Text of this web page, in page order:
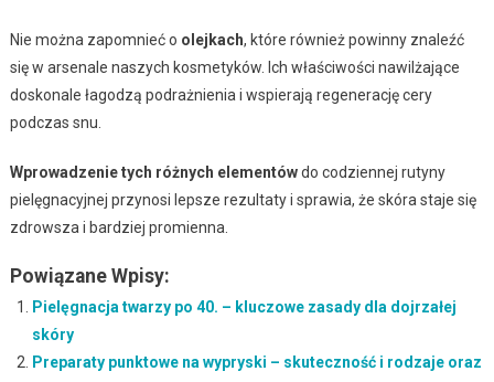
Nie można zapomnieć o olejkach, które również powinny znaleźć
się w arsenale naszych kosmetyków. Ich właściwości nawilżające
doskonale łagodzą podrażnienia i wspierają regenerację cery
podczas snu.
Wprowadzenie tych różnych elementówdo codziennej rutyny
pielęgnacyjnej przynosi lepsze rezultaty i sprawia, że skóra staje się
zdrowsza i bardziej promienna.
Powiązane Wpisy:
Pielęgnacja twarzy po 40. – kluczowe zasady dla dojrzałej
skóry
Preparaty punktowe na wypryski – skuteczność i rodzaje oraz